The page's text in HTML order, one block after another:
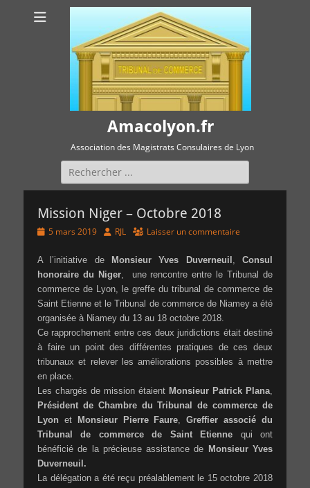
Amacolyon.fr
Association des Magistrats Consulaires de Lyon
Rechercher :
Mission Niger – Octobre 2018
Posted
5 mars 2019 Author
RJL Laisser un commentaire
A l’initiative de Monsieur Yves Duverneuil ,Consul
honoraire du Niger, une rencontre entre le Tribunal de
commerce de Lyon, le greffe du tribunal de commerce de
Saint Etienne et le Tribunal de commerce de Niamey a été
organisée à Niamey du 13 au 18 octobre 2018.
Ce rapprochement entre ces deux juridictions était destiné
à faire un point des différentes pratiques de ces deux
tribunaux et relever les améliorations possibles à mettre
en place.
Les chargés de mission étaient Monsieur Patrick Plana,
Président de Chambre du Tribunal de commerce de
Lyon et Monsieur Pierre Faure,Greffier associé du
Tribunal de commerce de Saint Etienne qui ont
bénéficié de la précieuse assistance de Monsieur Yves
Duverneuil.
La délégation a été reçu préalablement le 15 octobre 2018